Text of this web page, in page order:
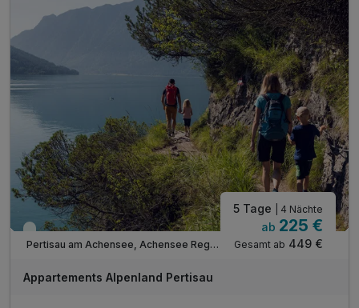
inkl. Ermäßigung Karwendel Bergbahn***
Tipp: täglich frisches Brot auf Bestellung
Tipp: Abenteuerpark Achensee
Tipp: Atoll Achensee - Freizeitzentrum
Tipp: Kostenloses Freibad und See-Zugänge
ACHTUNG: Endreinigung & OT nicht inkludiert**
ACHTUNG: Aufpreis 3te & 4te Person*
Viele Termine frei
Pertisau am Achensee, Achensee Region
5 Tage | 4 Nächte
ab 225 €
Gesamt ab 449 €
Appartements Alpenland Pertisau